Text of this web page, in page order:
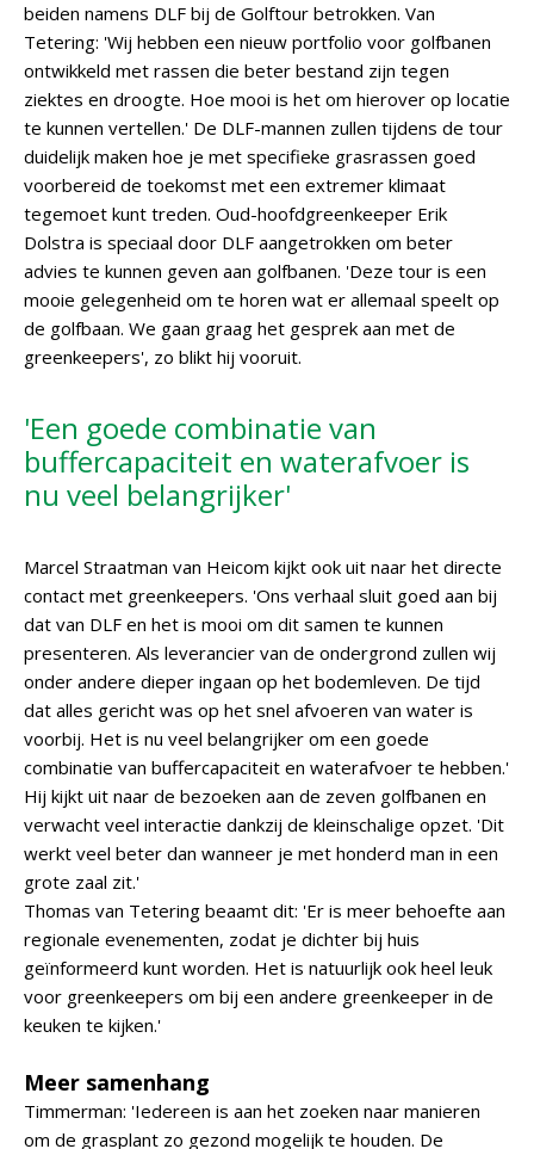
beiden namens DLF bij de Golftour betrokken. Van
Tetering: 'Wij hebben een nieuw portfolio voor golfbanen
ontwikkeld met rassen die beter bestand zijn tegen
ziektes en droogte. Hoe mooi is het om hierover op locatie
te kunnen vertellen.' De DLF-mannen zullen tijdens de tour
duidelijk maken hoe je met specifieke grasrassen goed
voorbereid de toekomst met een extremer klimaat
tegemoet kunt treden. Oud-hoofdgreenkeeper Erik
Dolstra is speciaal door DLF aangetrokken om beter
advies te kunnen geven aan golfbanen. 'Deze tour is een
mooie gelegenheid om te horen wat er allemaal speelt op
de golfbaan. We gaan graag het gesprek aan met de
greenkeepers', zo blikt hij vooruit.
'Een goede combinatie van
buffercapaciteit en waterafvoer is
nu veel belangrijker'
Marcel Straatman van Heicom kijkt ook uit naar het directe
contact met greenkeepers. 'Ons verhaal sluit goed aan bij
dat van DLF en het is mooi om dit samen te kunnen
presenteren. Als leverancier van de ondergrond zullen wij
onder andere dieper ingaan op het bodemleven. De tijd
dat alles gericht was op het snel afvoeren van water is
voorbij. Het is nu veel belangrijker om een goede
combinatie van buffercapaciteit en waterafvoer te hebben.'
Hij kijkt uit naar de bezoeken aan de zeven golfbanen en
verwacht veel interactie dankzij de kleinschalige opzet. 'Dit
werkt veel beter dan wanneer je met honderd man in een
grote zaal zit.'
Thomas van Tetering beaamt dit: 'Er is meer behoefte aan
regionale evenementen, zodat je dichter bij huis
geïnformeerd kunt worden. Het is natuurlijk ook heel leuk
voor greenkeepers om bij een andere greenkeeper in de
keuken te kijken.'
Meer samenhang
Timmerman: 'Iedereen is aan het zoeken naar manieren
om de grasplant zo gezond mogelijk te houden. De